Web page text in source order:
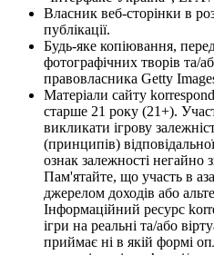
Власник веб-сторінки в
публікації.
Будь-яке копіювання,
фотографічних творів та/
правовласника Getty
Матеріали сайту
старше 21 року (21+).
викликати ігрову
(принципів)
ознак залежності негайно
Пам'ятайте, що участь в
джерелом доходів або
Інформаційний ресурс
ігри на реальні та/або
приймає ні в якій формі